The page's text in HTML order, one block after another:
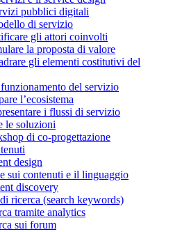
pubblici digitali
di servizio
gli attori coinvolti
la proposta di valore
gli elementi costitutivi del
del servizio
l’ecosistema
i flussi di servizio
le soluzioni
di co-progettazione
design
sui contenuti e il linguaggio
discovery
ricerca (search keywords)
tramite analytics
sui forum